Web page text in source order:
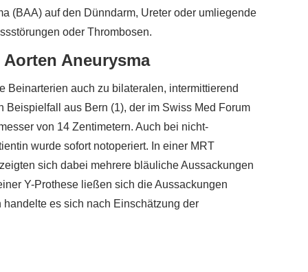
(BAA) auf den Dünndarm, Ureter oder umliegende
oder Thrombosen.
Aneurysma
Beinarterien auch zu bilateralen, intermittierend
aus Bern (1), der im Swiss Med Forum
von 14 Zentimetern. Auch bei nicht-
wurde sofort notoperiert. In einer MRT
sich dabei mehrere bläuliche Aussackungen
Y-Prothese ließen sich die Aussackungen
es sich nach Einschätzung der